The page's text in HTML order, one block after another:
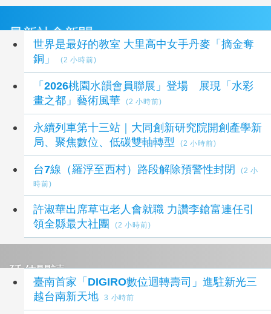
最新社會新聞
世界是最好的教室 大里高中女手丹麥「摘金奪
銅」
(2 小時前)
「2026桃園水韻會員聯展」登場 展現「水彩
畫之都」藝術風華
(2 小時前)
永續列車第十三站｜大同創新研究院開創產學新
局、聚焦數位、低碳雙軸轉型
(2 小時前)
台7線（羅浮至西村）路段解除預警性封閉
(2 小
時前)
許淑華出席草屯老人會就職 力讚李鎗富連任引
領全縣最大社團
(2 小時前)
延伸閱讀
臺南首家「DIGIRO數位迴轉壽司」進駐新光三
越台南新天地
3 小時前